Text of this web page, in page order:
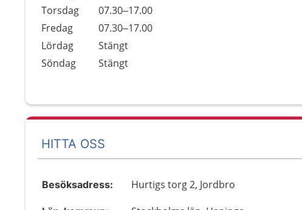
Torsdag
07.30–17.00
Fredag
07.30–17.00
Lördag
Stängt
Söndag
Stängt
HITTA OSS
Besöksadress: Hurtigs torg 2, Jordbro